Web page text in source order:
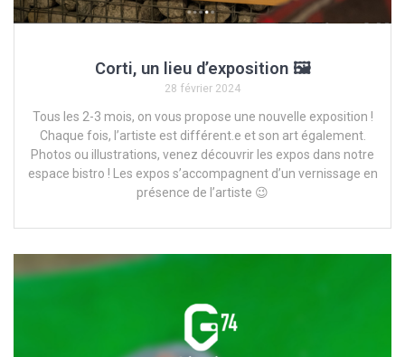
Corti, un lieu d’exposition 🖼️
28 février 2024
Tous les 2-3 mois, on vous propose une nouvelle exposition !
Chaque fois, l’artiste est différent.e et son art également.
Photos ou illustrations, venez découvrir les expos dans notre
espace bistro ! Les expos s’accompagnent d’un vernissage en
présence de l’artiste 😉